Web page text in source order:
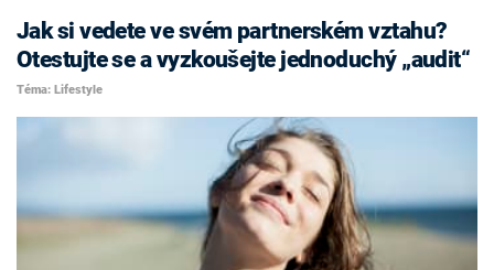
Jak si vedete ve svém partnerském vztahu?
Otestujte se a vyzkoušejte jednoduchý „audit“
Téma: Lifestyle